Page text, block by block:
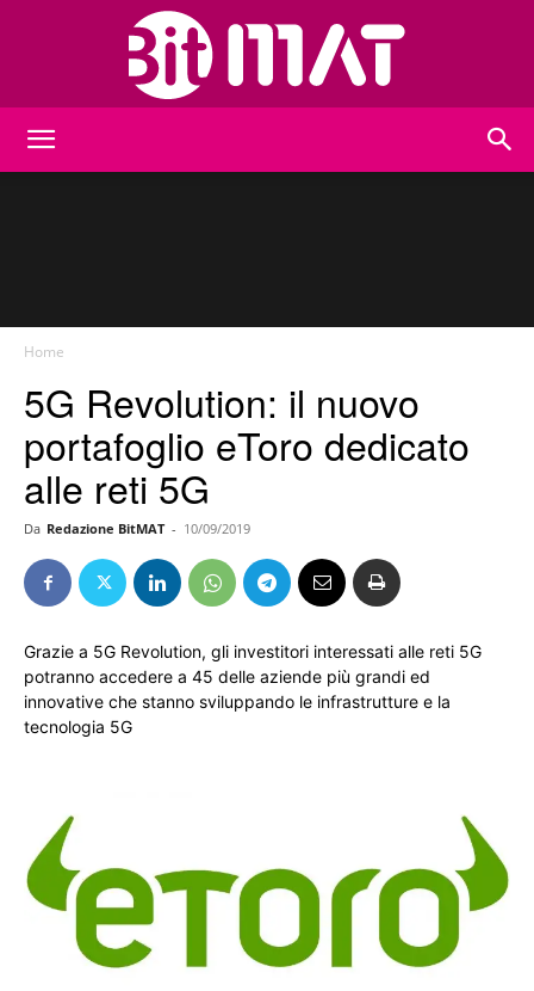
Home
5G Revolution: il nuovo
portafoglio eToro dedicato
alle reti 5G
Da Redazione BitMAT - 10/09/2019
Grazie a 5G Revolution, gli investitori interessati alle reti 5G
potranno accedere a 45 delle aziende più grandi ed
innovative che stanno sviluppando le infrastrutture e la
tecnologia 5G